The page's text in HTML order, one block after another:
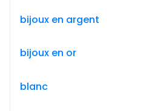
bijoux en argent
bijoux en or
blanc